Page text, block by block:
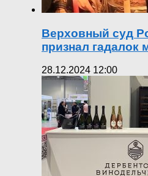
Верховный суд
признал гадалок
28.12.2024 12:00